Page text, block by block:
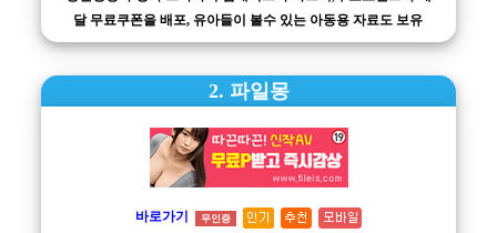
달 무료쿠폰을 배포, 유아들이 볼수 있는 아동용 자료도 보유
2. 파일몽
바로가기 무인증